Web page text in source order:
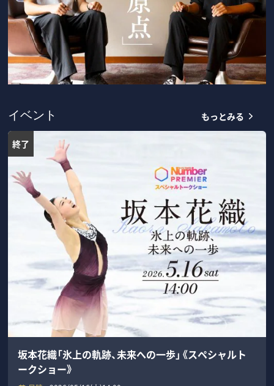
イベント もっとみる
終了
坂本花織「氷上の軌跡、未来への一歩」《スペシャルト
ークショー》